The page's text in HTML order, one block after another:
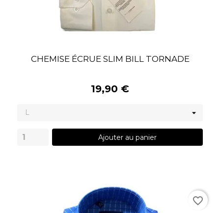
CHEMISE ÉCRUE SLIM BILL TORNADE
19,90 €
Ajouter au panier
favorite_border